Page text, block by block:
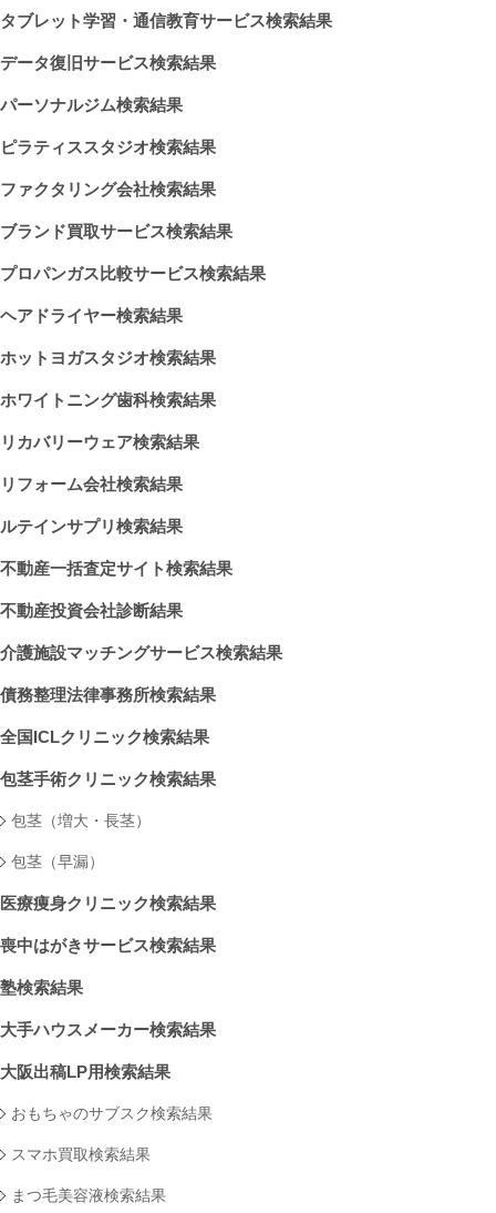
タブレット学習・通信教育サービス検索結果
データ復旧サービス検索結果
パーソナルジム検索結果
ピラティススタジオ検索結果
ファクタリング会社検索結果
ブランド買取サービス検索結果
プロパンガス比較サービス検索結果
ヘアドライヤー検索結果
ホットヨガスタジオ検索結果
ホワイトニング歯科検索結果
リカバリーウェア検索結果
リフォーム会社検索結果
ルテインサプリ検索結果
不動産一括査定サイト検索結果
不動産投資会社診断結果
介護施設マッチングサービス検索結果
債務整理法律事務所検索結果
全国ICLクリニック検索結果
包茎手術クリニック検索結果
包茎（増大・長茎）
包茎（早漏）
医療痩身クリニック検索結果
喪中はがきサービス検索結果
塾検索結果
大手ハウスメーカー検索結果
大阪出稿LP用検索結果
おもちゃのサブスク検索結果
スマホ買取検索結果
まつ毛美容液検索結果